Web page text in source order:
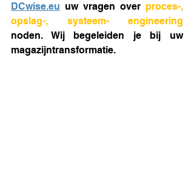
DCwise.eu uw vragen over proces-,
opslag-, systeem- engineering
noden. Wij begeleiden je bij uw
magazijntransformatie.